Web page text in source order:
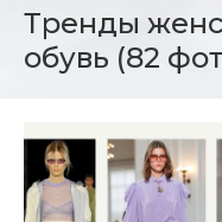
Тренды
обувь (82